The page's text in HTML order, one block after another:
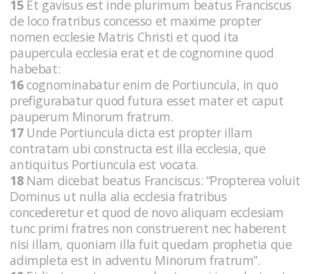
15Et gavisus est inde plurimum beatus Franciscus
de loco fratribus concesso et maxime propter
nomen ecclesie Matris Christi et quod ita
paupercula ecclesia erat et de cognomine quod
habebat:
16cognominabatur enim de Portiuncula, in quo
prefigurabatur quod futura esset mater et caput
pauperum Minorum fratrum.
17Unde Portiuncula dicta est propter illam
contratam ubi constructa est illa ecclesia, que
antiquitus Portiuncula est vocata.
18Nam dicebat beatus Franciscus: “Propterea voluit
Dominus ut nulla alia ecclesia fratribus
concederetur et quod de novo aliquam ecclesiam
tunc primi fratres non construerent nec haberent
nisi illam, quoniam illa fuit quedam prophetia que
adimpleta est in adventu Minorum fratrum”.